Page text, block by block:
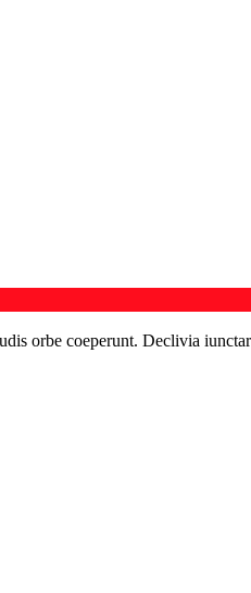
orbe coeperunt. Declivia